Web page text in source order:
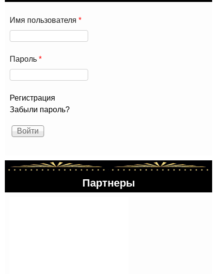
Имя пользователя *
Пароль *
Регистрация
Забыли пароль?
Партнеры